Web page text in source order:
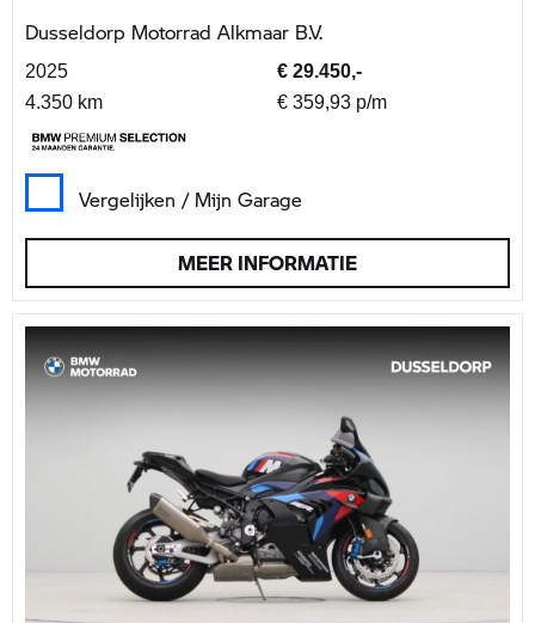
Dusseldorp Motorrad Alkmaar B.V.
2025
€ 29.450,-
4.350 km
€ 359,93 p/m
Vergelijken / Mijn Garage
MEER INFORMATIE